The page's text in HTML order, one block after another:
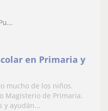
en Primaria y
mucho de los niños.
Magisterio de Primaria.
y ayudán...